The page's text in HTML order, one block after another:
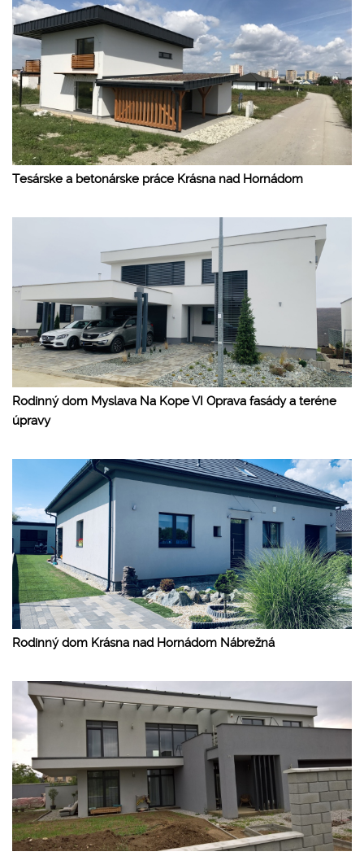
Tesárske a betonárske práce Krásna nad Hornádom
Rodinný dom Myslava Na Kope VI Oprava fasády a teréne
úpravy
Rodinný dom Krásna nad Hornádom Nábrežná